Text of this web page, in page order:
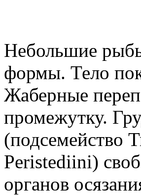
Небольшие
формы. Тело
Жаберные
промежутку.
(подсемейство
Peristediini)
органов